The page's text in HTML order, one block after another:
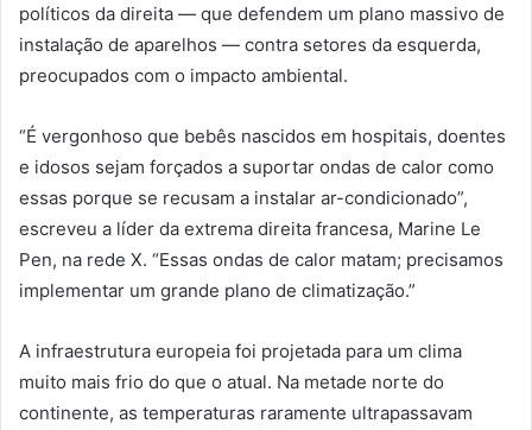
políticos da direita — que defendem um plano massivo de
instalação de aparelhos — contra setores da esquerda,
preocupados com o impacto ambiental.
“É vergonhoso que bebês nascidos em hospitais, doentes
e idosos sejam forçados a suportar ondas de calor como
essas porque se recusam a instalar ar-condicionado”,
escreveu a líder da extrema direita francesa, Marine Le
Pen, na rede X. “Essas ondas de calor matam; precisamos
implementar um grande plano de climatização.”
A infraestrutura europeia foi projetada para um clima
muito mais frio do que o atual. Na metade norte do
continente, as temperaturas raramente ultrapassavam